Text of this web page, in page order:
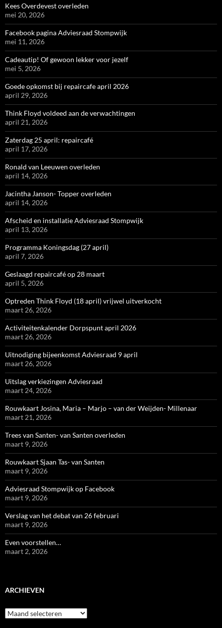
Kees Overdevest overleden
mei 20, 2026
Facebook pagina Adviesraad Stompwijk
mei 11, 2026
Cadeautip! Of gewoon lekker voor jezelf
mei 5, 2026
Goede opkomst bij repaircafe april 2026
april 29, 2026
Think Floyd voldeed aan de verwachtingen
april 21, 2026
Zaterdag 25 april: repaircafé
april 17, 2026
Ronald van Leeuwen overleden
april 14, 2026
Jacintha Janson- Topper overleden
april 14, 2026
Afscheid en installatie Adviesraad Stompwijk
april 13, 2026
Programma Koningsdag (27 april)
april 7, 2026
Geslaagd repaircafé op 28 maart
april 5, 2026
Optreden Think Floyd (18 april) vrijwel uitverkocht
maart 26, 2026
Activiteitenkalender Dorpspunt april 2026
maart 26, 2026
Uitnodiging bijeenkomst Adviesraad 9 april
maart 26, 2026
Uitslag verkiezingen Adviesraad
maart 24, 2026
Rouwkaart Josina, Maria – Marjo – van der Weijden- Millenaar
maart 21, 2026
Trees van Santen- van Santen overleden
maart 9, 2026
Rouwkaart Sjaan Tas- van Santen
maart 9, 2026
Adviesraad Stompwijk op Facebook
maart 9, 2026
Verslag van het debat van 26 februari
maart 9, 2026
Even voorstellen…
maart 2, 2026
ARCHIEVEN
Archieven